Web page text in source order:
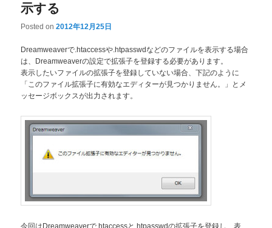
示する
Posted on2012年12月25日
Dreamweaverで.htaccessや.htpasswdなどのファイルを表示する場合
は、Dreamweaverの設定で拡張子を登録する必要があります。
表示したいファイルの拡張子を登録していない場合、下記のように
「このファイル拡張子に有効なエディターが見つかりません。」とメ
ッセージボックスが出力されます。
今回はDreamweaverで.htaccessと.htpasswdの拡張子を登録し、表